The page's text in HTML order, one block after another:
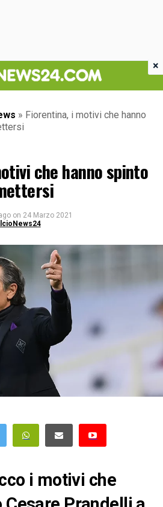
» Fiorentina, i motivi che hanno
che hanno spinto
on 24 Marzo 2021
i motivi che
×